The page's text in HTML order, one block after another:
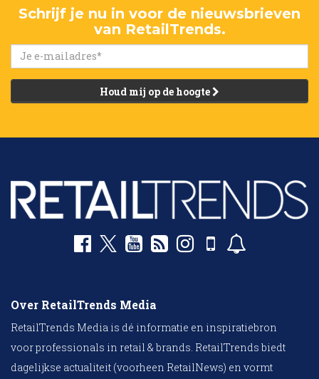
Schrijf je nu in voor de nieuwsbrieven
van RetailTrends.
Houd mij op de hoogte
Over RetailTrends Media
RetailTrends Media is dé informatie en inspiratiebron
voor professionals in retail & brands. RetailTrends biedt
dagelijkse actualiteit (voorheen RetailNews) en vormt